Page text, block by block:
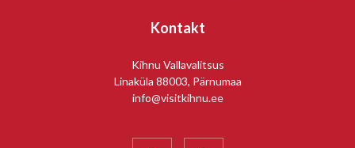
Kontakt
Kihnu Vallavalitsus
Linaküla 88003, Pärnumaa
info@visitkihnu.ee